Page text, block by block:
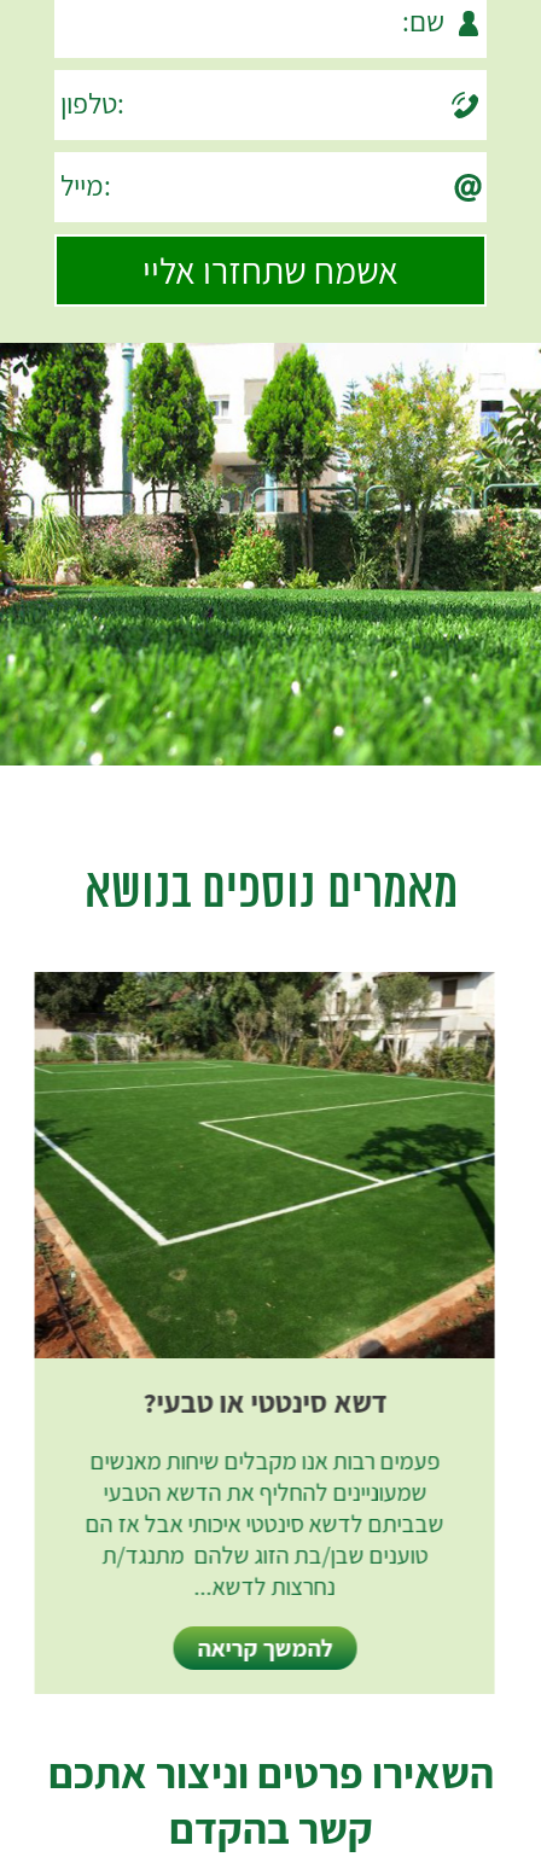
מאמרים נוספים בנושא
דשא סינטטי או טבעי?
פעמים רבות אנו מקבלים שיחות מאנשים
שמעוניינים להחליף את הדשא הטבעי
שבביתם לדשא סינטטי איכותי אבל אז הם
טוענים שבן/בת הזוג שלהם מתנגד/ת
נחרצות לדשא...
להמשך קריאה
השאירו פרטים וניצור אתכם
קשר בהקדם